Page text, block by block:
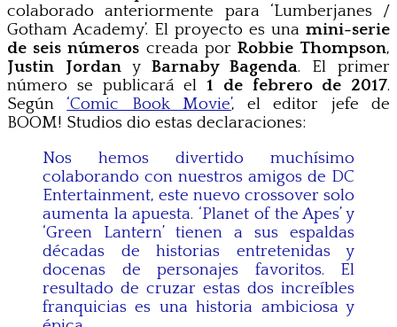
colaborado anteriormente para ‘Lumberjanes /
Gotham Academy’. El proyecto es una mini-serie
de seis números creada por Robbie Thompson,
Justin Jordany Barnaby Bagenda. El primer
número se publicará el 1 de febrero de 2017.
Según ‘Comic Book Movie’, el editor jefe de
BOOM! Studios dio estas declaraciones:
Nos hemos divertido muchísimo
colaborando con nuestros amigos de DC
Entertainment, este nuevo crossover solo
aumenta la apuesta. ‘Planet of the Apes’ y
‘Green Lantern’ tienen a sus espaldas
décadas de historias entretenidas y
docenas de personajes favoritos. El
resultado de cruzar estas dos increíbles
franquicias es una historia ambiciosa y